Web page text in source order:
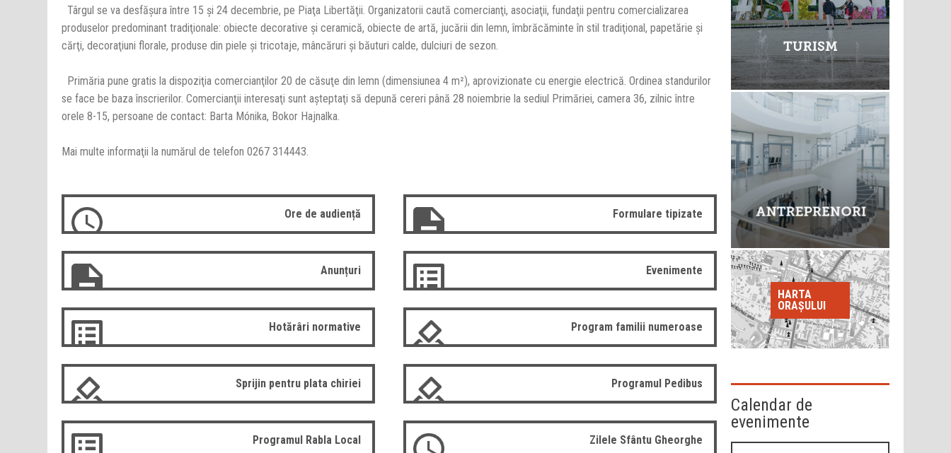
Târgul se va desfăşura între 15 şi 24 decembrie, pe Piaţa Libertăţii. Organizatorii caută comercianţi, asociaţii, fundaţii pentru comercializarea
produselor predominant tradiţionale: obiecte decorative şi ceramică, obiecte de artă, jucării din lemn, îmbrăcăminte în stil tradiţional, papetărie şi
cărţi, decoraţiuni florale, produse din piele şi tricotaje, mâncăruri şi băuturi calde, dulciuri de sezon.
Primăria pune gratis la dispoziţia comercianţilor 20 de căsuţe din lemn (dimensiunea 4 m²), aprovizionate cu energie electrică. Ordinea standurilor
se face be baza înscrierilor. Comercianţii interesaţi sunt aşteptaţi să depună cereri până 28 noiembrie la sediul Primăriei, camera 36, zilnic între
orele 8-15, persoane de contact: Barta Mónika, Bokor Hajnalka.
Mai multe informaţii la numărul de telefon 0267 314443.
Ore de audiență Formulare tipizate
Anunțuri Evenimente
Hotărâri normative Program familii numeroase
Sprijin pentru plata chiriei Programul Pedibus
Programul Rabla Local Zilele Sfântu Gheorghe
HARTA
ORAȘULUI
Calendar de
evenimente